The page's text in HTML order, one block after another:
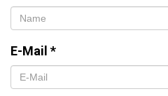
E-Mail *